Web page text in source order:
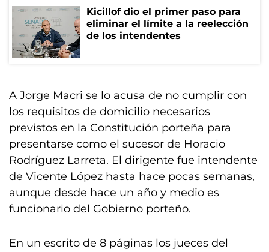
Kicillof dio el primer paso para
eliminar el límite a la reelección
de los intendentes
A Jorge Macri se lo acusa de no cumplir con
los requisitos de domicilio necesarios
previstos en la Constitución porteña para
presentarse como el sucesor de Horacio
Rodríguez Larreta. El dirigente fue intendente
de Vicente López hasta hace pocas semanas,
aunque desde hace un año y medio es
funcionario del Gobierno porteño.
En un escrito de 8 páginas los jueces del